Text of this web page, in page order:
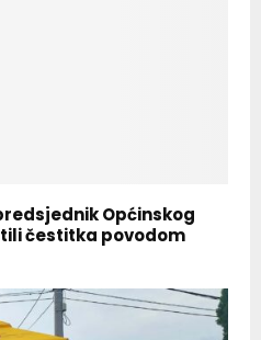
Općinskog
čestitka povodom